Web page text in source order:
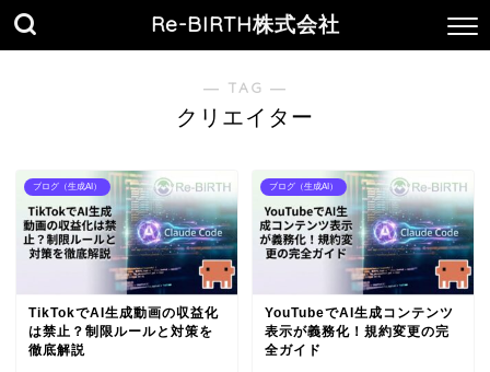
Re-BIRTH株式会社
― TAG ―
クリエイター
ブログ（生成AI）
TikTokでAI生成動画の収益化
は禁止？制限ルールと対策を
徹底解説
ブログ（生成AI）
YouTubeでAI生成コンテンツ
表示が義務化！規約変更の完
全ガイド